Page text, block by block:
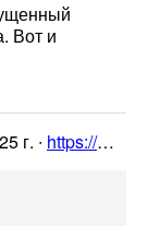
Вот и
г. ∙ https://www.drive2.ru/l/706520884315176996/